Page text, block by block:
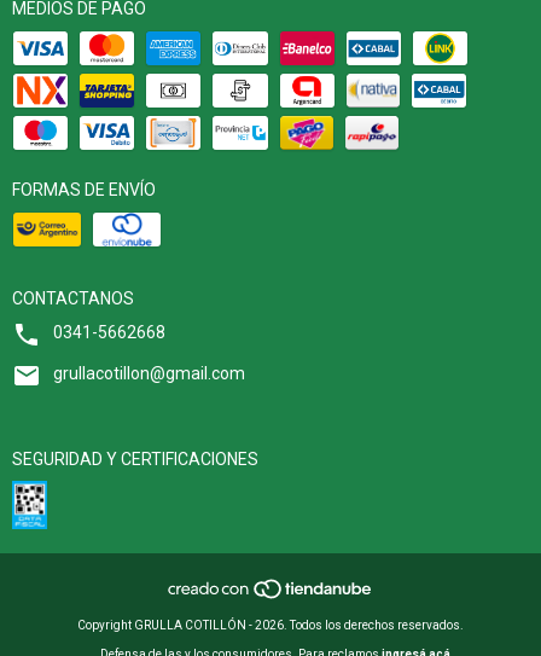
MEDIOS DE PAGO
FORMAS DE ENVÍO
CONTACTANOS
0341-5662668
grullacotillon@gmail.com
SEGURIDAD Y CERTIFICACIONES
Copyright GRULLA COTILLÓN - 2026. Todos los derechos reservados.